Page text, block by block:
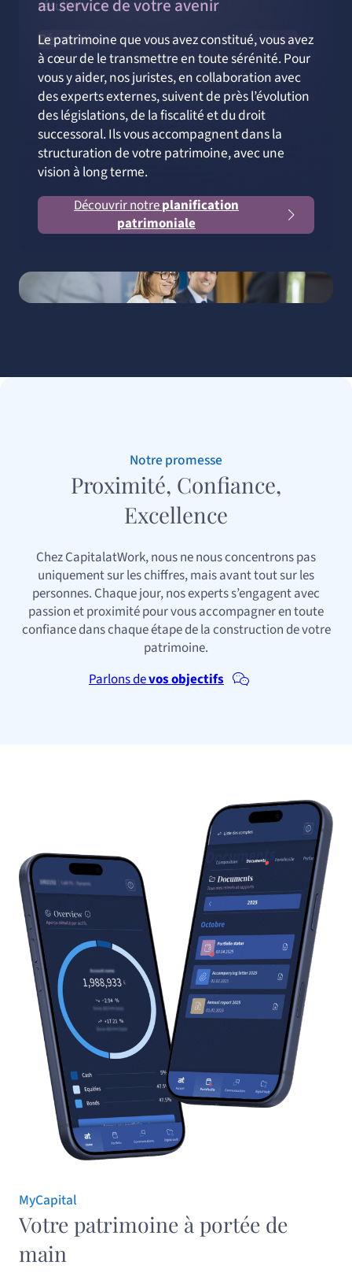
résultats concrets.
Découvrir notregestion de patrimoine
au service de votre avenir
Le patrimoine que vous avez constitué, vous avez
à cœur de le transmettre en toute sérénité. Pour
vous y aider, nos juristes, en collaboration avec
des experts externes, suivent de près l’évolution
des législations, de la fiscalité et du droit
successoral. Ils vous accompagnent dans la
structuration de votre patrimoine, avec une
vision à long terme.
Découvrir notreplanification
patrimoniale
Notre promesse
Proximité, Confiance,
Excellence
Chez CapitalatWork, nous ne nous concentrons pas
uniquement sur les chiffres, mais avant tout sur les
personnes. Chaque jour, nos experts s’engagent avec
passion et proximité pour vous accompagner en toute
confiance dans chaque étape de la construction de votre
patrimoine.
Parlons devos objectifs
MyCapital
Votre patrimoine à portée de
main